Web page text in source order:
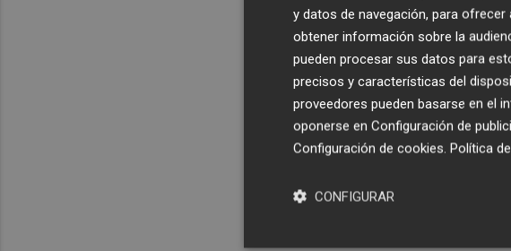
y datos de navegación, para
obtener información sobre la
pueden procesar sus datos para
precisos y características del
proveedores pueden basarse en el
oponerse en Configuración de
Configuración de cookies. Política
CONFIGURAR